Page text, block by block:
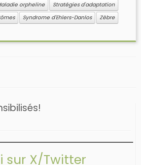
orpheline
Stratégies d'adaptation
Syndrome d'Ehlers-Danlos Zèbre
sur X/Twitter